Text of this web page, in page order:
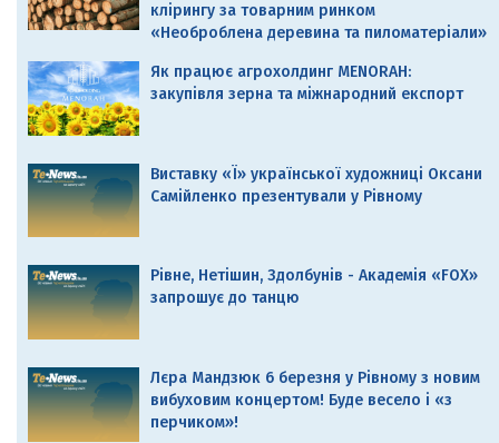
клірингу за товарним ринком
«Необроблена деревина та пиломатеріали»
Як працює агрохолдинг MENORAH:
закупівля зерна та міжнародний експорт
Виставку «Ї» української художниці Оксани
Самійленко презентували у Рівному
Рівне, Нетішин, Здолбунів - Академія «FOX»
запрошує до танцю
Лєра Мандзюк 6 березня у Рівному з новим
вибуховим концертом! Буде весело і «з
перчиком»!